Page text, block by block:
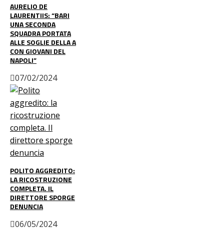
AURELIO DE
LAURENTIIS: “BARI
UNA SECONDA
SQUADRA PORTATA
ALLE SOGLIE DELLA A
CON GIOVANI DEL
NAPOLI”
07/02/2024
POLITO AGGREDITO:
LA RICOSTRUZIONE
COMPLETA. IL
DIRETTORE SPORGE
DENUNCIA
06/05/2024